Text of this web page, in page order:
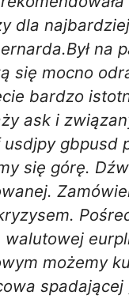
dla
na
się mocno
bardzo
ask i
gbpusd
się górę.
możemy